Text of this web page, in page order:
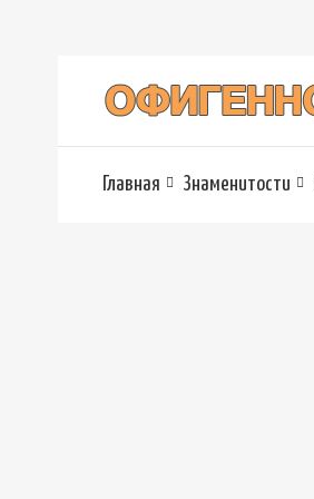
Главная Знаменитости